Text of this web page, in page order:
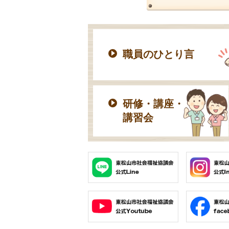
職員のひとり言
研修・講座・
講習会